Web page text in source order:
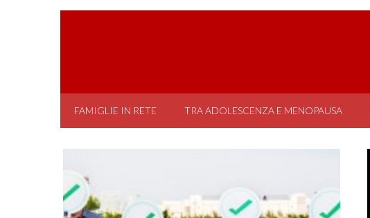
FAMIGLIE IN RETE TRA ADOLESCENZA E MENOPAUSA